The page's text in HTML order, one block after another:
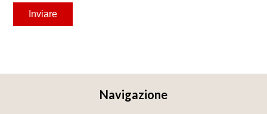
Inviare
Navigazione